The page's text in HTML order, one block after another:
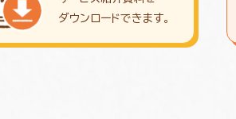
ダウンロードできます。